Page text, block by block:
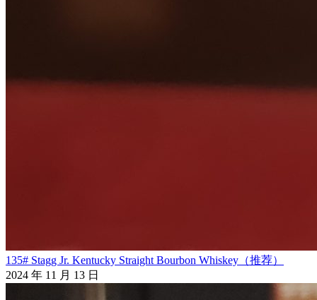
135# Stagg Jr. Kentucky Straight Bourbon Whiskey（推荐）
2024 年 11 月 13 日